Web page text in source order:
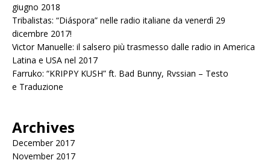
giugno 2018
Tribalistas: “Diáspora” nelle radio italiane da venerdì 29
dicembre 2017!
Victor Manuelle: il salsero più trasmesso dalle radio in America
Latina e USA nel 2017
Farruko: “KRIPPY KUSH” ft. Bad Bunny, Rvssian – Testo
e Traduzione
Archives
December 2017
November 2017